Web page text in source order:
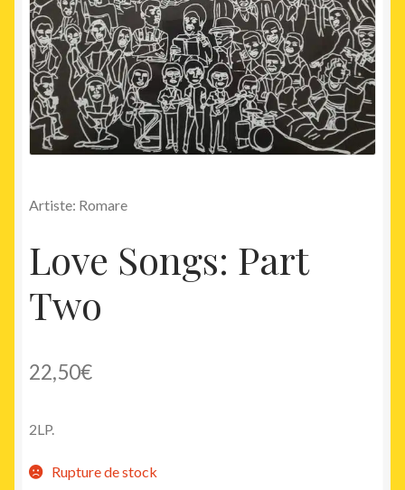
Artiste: Romare
Love Songs: Part
Two
22,50€
2LP.
Rupture de stock